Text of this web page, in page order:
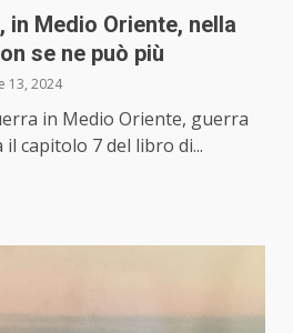
in Medio Oriente, nella
se ne può più
13, 2024
in Medio Oriente, guerra
capitolo 7 del libro di...